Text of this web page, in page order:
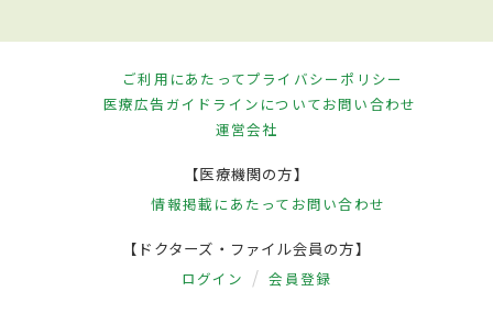
ご利用にあたってプライバシーポリシー
医療広告ガイドラインについてお問い合わせ
運営会社
【医療機関の方】
情報掲載にあたって お問い合わせ
【ドクターズ・ファイル会員の方】
ログイン 会員登録